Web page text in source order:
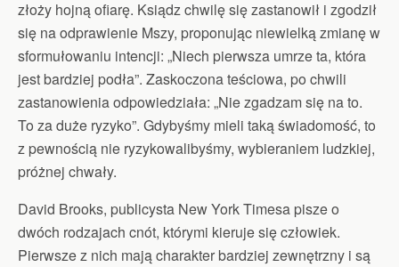
złoży hojną ofiarę. Ksiądz chwilę się zastanowił i zgodził
się na odprawienie Mszy, proponując niewielką zmianę w
sformułowaniu intencji: „Niech pierwsza umrze ta, która
jest bardziej podła”. Zaskoczona teściowa, po chwili
zastanowienia odpowiedziała: „Nie zgadzam się na to.
To za duże ryzyko”. Gdybyśmy mieli taką świadomość, to
z pewnością nie ryzykowalibyśmy, wybieraniem ludzkiej,
próżnej chwały.
David Brooks, publicysta New York Timesa pisze o
dwóch rodzajach cnót, którymi kieruje się człowiek.
Pierwsze z nich mają charakter bardziej zewnętrzny i są